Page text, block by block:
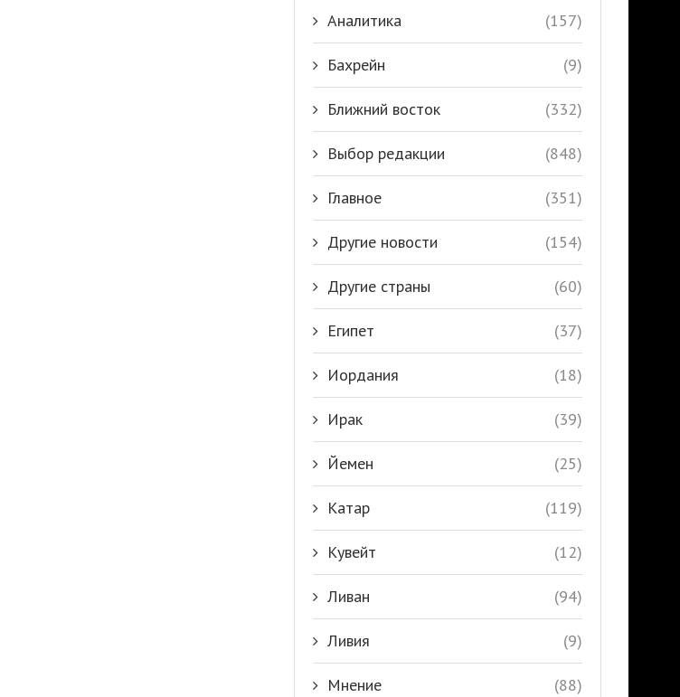
Аналитика (157)
Бахрейн (9)
Ближний восток (332)
Выбор редакции (848)
Главное (351)
Другие новости (154)
Другие страны (60)
Египет (37)
Иордания (18)
Ирак (39)
Йемен (25)
Катар (119)
Кувейт (12)
Ливан (94)
Ливия (9)
Мнение (88)